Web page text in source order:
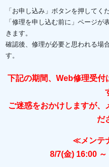
「お申し込み」ボタンを押してく
「修理を申し込む前に」ページ
きます。
確認後、修理が必要と思われる場
す。
下記の期間、Web修理受付
ご迷惑をおかけしますが、
だ
≪メンテ
8/7(金) 16:00